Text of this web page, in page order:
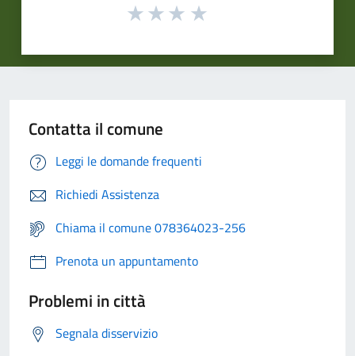
Contatta il comune
Leggi le domande frequenti
Richiedi Assistenza
Chiama il comune 078364023-256
Prenota un appuntamento
Problemi in città
Segnala disservizio